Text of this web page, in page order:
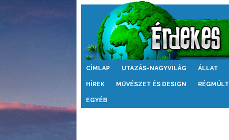
Érdekes
CÍMLAP UTAZÁS-NAGYVILÁG ÁLLAT
HÍREK MŰVÉSZET ÉS DESIGN RÉGMÚLT
EGYÉB